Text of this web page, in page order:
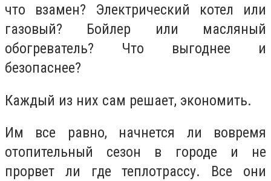
что взамен? Электрический котел или
газовый? Бойлер или масляный
обогреватель? Что выгоднее и
безопаснее?
Каждый из них сам решает, экономить.
Им все равно, начнется ли вовремя
отопительный сезон в городе и не
прорвет ли где теплотрассу. Все они